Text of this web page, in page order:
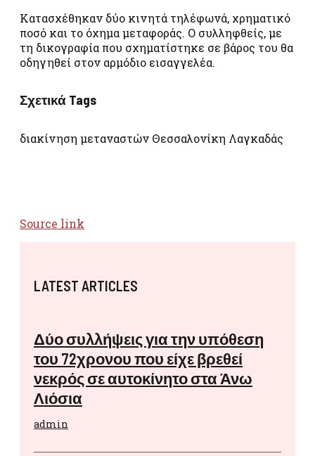
Κατασχέθηκαν δύο κινητά τηλέφωνά, χρηματικό
ποσό και το όχημα μεταφοράς. Ο συλληφθείς, με
τη δικογραφία που σχηματίστηκε σε βάρος του θα
οδηγηθεί στον αρμόδιο εισαγγελέα.
Σχετικά Tags
διακίνηση μεταναστών Θεσσαλονίκη Λαγκαδάς
Source link
LATEST ARTICLES
Δύο συλλήψεις για την υπόθεση
του 72χρονου που είχε βρεθεί
νεκρός σε αυτοκίνητο στα Άνω
Λιόσια
admin